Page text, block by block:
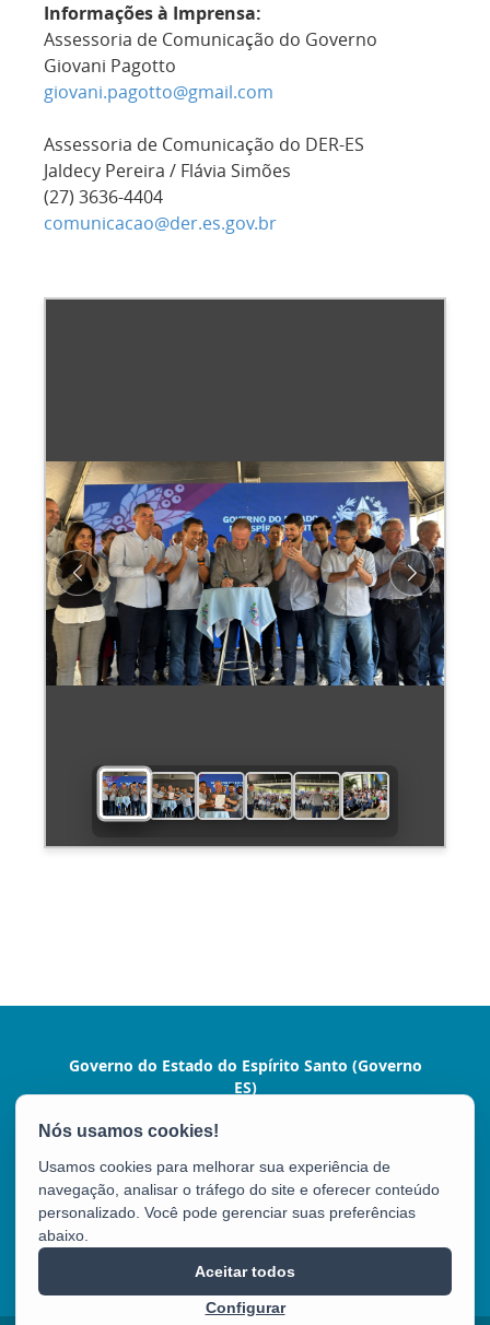
Informações à Imprensa:
Assessoria de Comunicação do Governo
Giovani Pagotto
giovani.pagotto@gmail.com
Assessoria de Comunicação do DER-ES
Jaldecy Pereira / Flávia Simões
(27) 3636-4404
comunicacao@der.es.gov.br
Previous Next
Governo do Estado do Espírito Santo (Governo
ES)
Praça João Clímaco, 142 - Cidade Alta, Centro
Tel.: (27) 3636-1024
Usamos cookies para melhorar sua experiência de
navegação, analisar o tráfego do site e oferecer conteúdo
personalizado. Você pode gerenciar suas preferências
abaixo.
Configurar
Aceitar todos